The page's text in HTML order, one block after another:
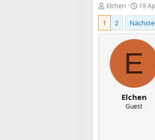
E
r
t
Elchen
E
r
s
t
e
l
t
m
19
1
2 Nächste
E
Elchen
Guest